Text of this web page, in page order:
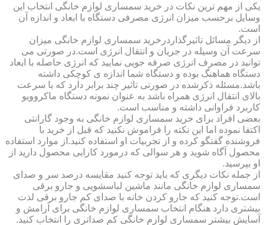
یکی از مهم ترین نکات در خرید سمساری لوازم خانگی انتخاب این
وسایل برحسب میزان انرژی مصرفی دستگاه با ابعاد و اندازه آن
است.
از دیگر مسائل تاثیرگذاردرخرید سمساری لوازم خانگی میزان
سرعت آن وسیله در جریان و انتقال انرژی است.در صورتی می
توانید در مصرف انرژی صرفه جویی نمایید که انرژی حاصله با ابعاد
دستگاه هماهنگ بوده و دستگاه شما اندازه ی کوچکی داشته
باشد.مسئله ذکرشده در صورتی تاثیر چند برابر دارد که با سرعت
بالای انتقال انرژی همراه باشد به عنوان نمونه دستگاه ماکروویو
کاربرد فراوانی داشته و مناسب است.
بعضی افراد برای خرید سمساری لوازم خانگی به وجود گارانتی
اکتفا نموده اما این نکته را فراموش نکنید که قبل از خرید با
فروشنده گفتگو کرده و از تجربیات او استفاده کنید.از موارد استفاده
محصول آگاه شوید و هر سوالی که درمورد کارایی محصول دارید از
او بپرسید.
از جمله نکات دیگری که باید توجه کنید مقایسه درصد سر و صدای
سمساری لوازم خانگی مانند ماشین لباسشویی و جارو برقی
است.توجه کنید که جارو کردن خانه با صدای کم جارو برقی لذت
بیشتری دارد هنگام انتخاب سمساری لوازم خانگی برای آرامش و
آسایش بیشتر سمساری لوازم خانگی کم صداتری را انتخاب کنید.